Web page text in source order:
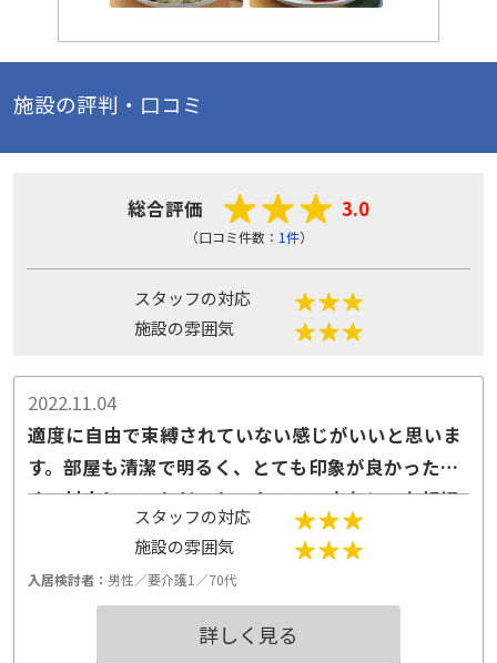
施設の評判・口コミ
総合評価 3.0
（口コミ件数： 1件）
スタッフの対応
施設の雰囲気
2022.11.04
適度に自由で束縛されていない感じがいいと思いま
す。部屋も清潔で明るく、とても印象が良かったで
す。対応していただいたスタッフの方もとても親切
で、非常に安心できました。
スタッフの対応
施設の雰囲気
入居検討者： 男性／要介護1／70代
詳しく見る